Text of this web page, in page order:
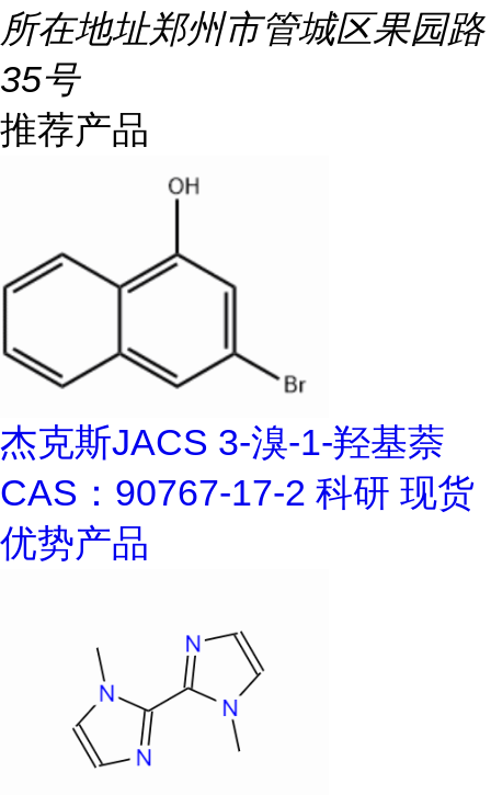
所在地址郑州市管城区果园路
35号
推荐产品
杰克斯JACS 3-溴-1-羟基萘
CAS：90767-17-2 科研 现货
优势产品